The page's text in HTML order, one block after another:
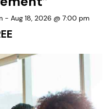
- Aug 18, 2026 @ 7:00 pm